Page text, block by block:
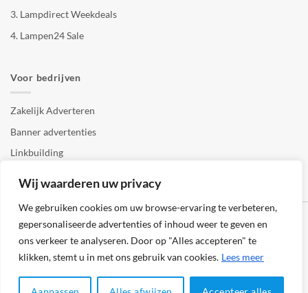
Wij waarderen uw privacy
We gebruiken cookies om uw browse-ervaring te verbeteren,
gepersonaliseerde advertenties of inhoud weer te geven en
ons verkeer te analyseren. Door op "Alles accepteren" te
klikken, stemt u in met ons gebruik van cookies. Lees meer
3. Lampdirect Weekdeals
4. Lampen24 Sale
Voor bedrijven
Zakelijk Adverteren
Banner advertenties
Linkbuilding